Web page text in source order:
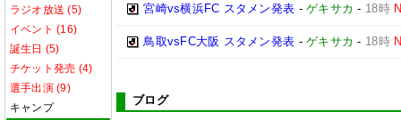
ラジオ放送 (5)
イベント (16)
誕生日 (5)
チケット発売 (4)
選手出演 (9)
キャンプ
宮崎vs横浜FC スタメン発表 -ゲキサカ - 18時
鳥取vsFC大阪 スタメン発表 -ゲキサカ - 18時
ブログ